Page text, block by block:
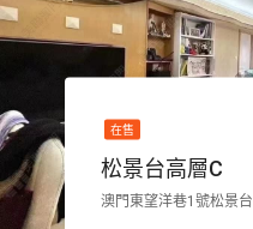
在售
松景台高層C
澳門東望洋巷1號松景台